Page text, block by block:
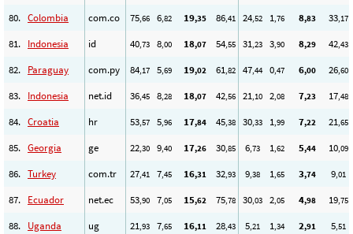
80. Colombia com.co 75,66 6,82 19,35 86,41 24,52 1,76 8,83 33,17
81. Indonesia id 40,73 8,00 18,07 54,55 31,23 3,90 8,29 42,43
82. Paraguay com.py 84,17 5,69 19,02 61,82 47,44 0,47 6,00 26,60
83. Indonesia net.id 36,45 8,28 18,07 42,56 21,10 2,08 7,23 17,48
84. Croatia hr 53,57 5,96 17,84 45,38 30,33 1,99 7,22 21,65
85. Georgia ge 22,30 9,40 17,26 30,85 6,73 1,62 5,44 10,09
86. Turkey com.tr 27,41 7,45 16,31 32,93 9,38 1,65 3,74 9,01
87. Ecuador net.ec 53,90 7,05 15,62 75,78 30,03 2,05 4,98 19,75
88. Uganda ug 21,93 7,65 16,11 28,43 5,21 1,34 2,91 5,51